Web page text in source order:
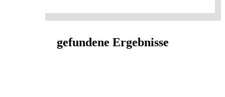
gefundene Ergebnisse